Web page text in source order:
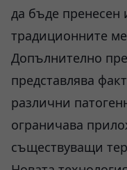
да бъде пренесен
традиционните
Допълнително
представлява
различни
ограничава
съществуващи